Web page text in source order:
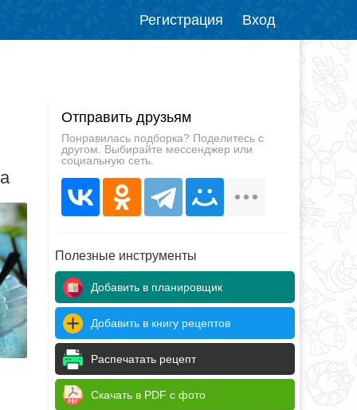
Регистрация Вход
Отправить друзьям
Понравилась подборка? Поделитесь с
другом. Выбирайте мессенджер или
социальную сеть.
Полезные инструменты
Добавить в планировщик
Добавить в книгу рецептов
Распечатать рецепт
Скачать в PDF с фото